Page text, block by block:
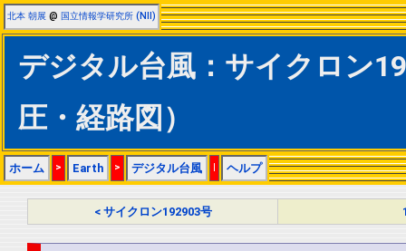
北本 朝展 @ 国立情報学研究所 (NII)
デジタル台風：サイクロン
圧・経路図）
ホーム > Earth > デジタル台風 | ヘルプ
< サイクロン192903号